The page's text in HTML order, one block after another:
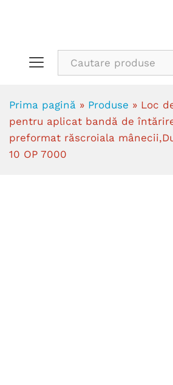
Prima pagină » Produse » Loc
pentru aplicat bandă de
preformat răscroiala
10 OP 7000